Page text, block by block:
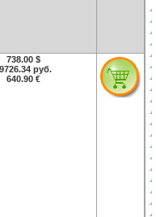
738.00 $
руб.
640.90 €